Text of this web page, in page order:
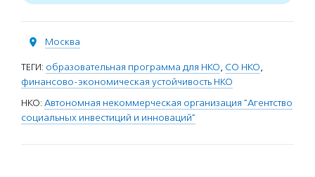
Москва
ТЕГИ: образовательная программа для НКО, СО НКО,
финансово-экономическая устойчивость НКО
НКО: Автономная некоммерческая организация "Агентство
социальных инвестиций и инноваций"